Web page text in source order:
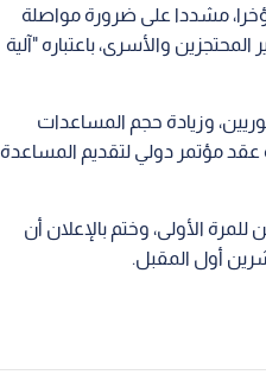
مشددا على ضرورة مواصلة
والأسرى، باعتباره "آلية
وزيادة حجم المساعدات
عقد مؤتمر دولي لتقديم المساعدة
الأولى، وختم بالإعلان أن